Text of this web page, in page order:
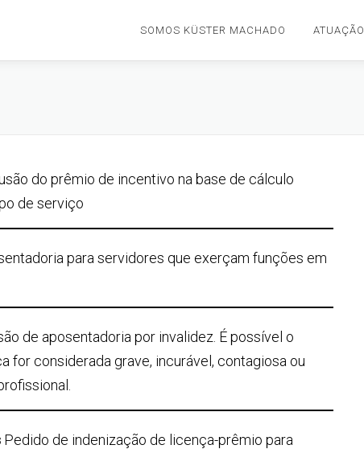
SOMOS KÜSTER MACHADO ATUAÇÃO
do prêmio de incentivo na base de cálculo
de serviço
para servidores que exerçam funções em
de aposentadoria por invalidez. É possível o
for considerada grave, incurável, contagiosa ou
Pedido de indenização de licença-prêmio para